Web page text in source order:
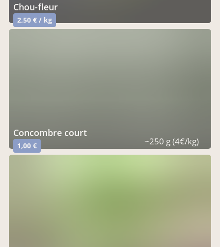
Chou-fleur
2,50 € / kg
concombre court
1,00 € ~250 g (4€/kg)